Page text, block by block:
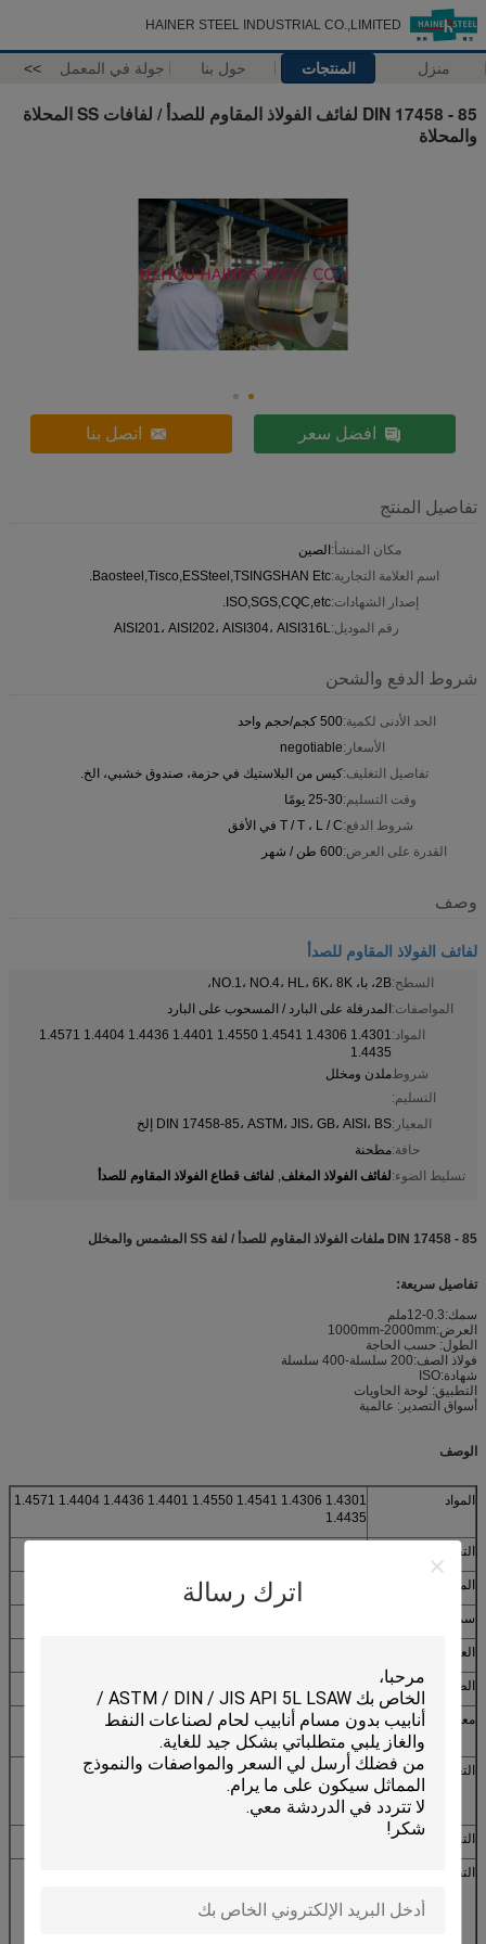
HAINER STEEL INDUSTRIAL CO.,LIMITED
منزل المنتجات حول بنا جولة في المعمل >>
اترك رسالة
DIN 17458 - 85 لفائف الفولاذ المقاوم للصدأ / لفافات SS المحلاة
والمحلاة
افضل سعر اتصل بنا
تفاصيل المنتج
مكان المنشأ:الصين
اسم العلامة التجارية:Baosteel,Tisco,ESSteel,TSINGSHAN Etc.
إصدار الشهادات:ISO,SGS,CQC,etc.
رقم الموديل:AISI201، AISI202، AISI304، AISI316L
شروط الدفع والشحن
الحد الأدنى لكمية:500 كجم/حجم واحد
الأسعار:negotiable
تفاصيل التغليف:كيس من البلاستيك في حزمة، صندوق خشبي، الخ.
وقت التسليم:25-30 يومًا
شروط الدفع:T / T ، L / C في الأفق
القدرة على العرض:600 طن / شهر
وصف
لفائف الفولاذ المقاوم للصدأ
السطح:2B، با، NO.1، NO.4، HL، 6K، 8K،
المواصفات:المدرفلة على البارد / المسحوب على البارد
المواد:
1.4301 1.4306 1.4541 1.4550 1.4401 1.4436 1.4404 1.4571
1.4435
شروط
التسليم:
ملدن ومخلل
المعيار:DIN 17458-85، ASTM، JIS، GB، AISI، BS إلخ
حافة:مطحنة
تسليط الضوء:لفائف الفولاذ المغلف, لفائف قطاع الفولاذ المقاوم للصدأ
DIN 17458 - 85 ملفات الفولاذ المقاوم للصدأ / لفة SS المشمس والمخلل
تفاصيل سريعة:
سمك:0.3-12ملم
العرض:1000mm-2000mm
الطول: حسب الحاجة
فولاذ الصف:200 سلسلة-400 سلسلة
شهادة:ISO
التطبيق: لوحة الحاويات
أسواق التصدير: عالمية
الوصف
المواد
1.4301 1.4306 1.4541 1.4550 1.4401 1.4436 1.4404 1.4571
1.4435
التقنية
المعيار ASTM,AISI,GB,DIN
سمك
العرض
الطول
معالجة السطح
2B، BA، HL، 4K، 6K، 8K، لا.1لا2لا3لا4الرقم 5 الأسود/الملمع/
الساطع أو حسب الطلب
التعبئة
1. تصدير حزمة تستحق البحر + ورق مضاد للماء + منصة خشبية
2الحمولة القصوى 26 مترا لكل حاوية 20Gp
3- تحميل آمن وتثبيت فرق مهنية - خط شحن محترف
التسليم
التطبيق
1: قطاع البناء، صناعة بناء السفن
2صناعات البترول والكيماويات